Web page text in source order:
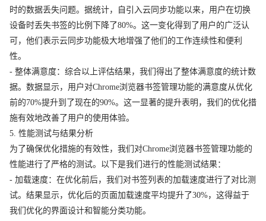
时的数据丢失问题。据统计，自引入云同步功能以来，用户在切换
设备时丢失书签的比例下降了80%。这一变化得到了用户的广泛认
可，他们表示云同步功能极大地增强了他们的工作连续性和便利
性。
- 整体满意度：综合以上评估结果，我们得出了整体满意度的统计数
据。数据显示，用户对Chrome浏览器书签管理功能的满意度从优化
前的70%提升到了现在的90%。这一显著的提升表明，我们的优化措
施有效地改善了用户的使用体验。
5. 性能测试与结果分析
为了确保优化措施的有效性，我们对Chrome浏览器书签管理功能的
性能进行了严格的测试。以下是我们进行的性能测试结果：
- 加载速度：在优化前后，我们对书签列表的加载速度进行了对比测
试。结果显示，优化后的页面加载速度平均提升了30%，这得益于
我们优化的界面设计和智能分类功能。